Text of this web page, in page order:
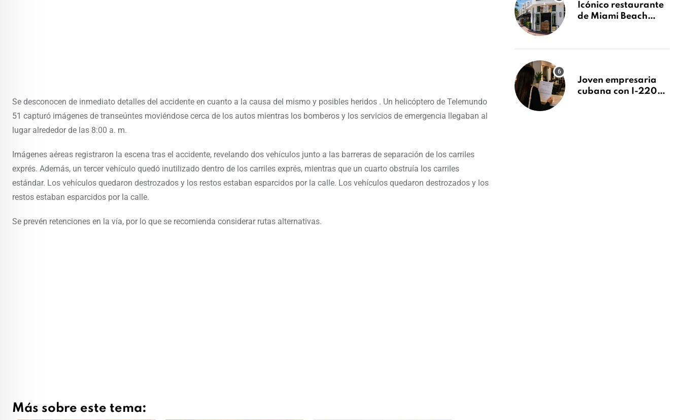
Se desconocen de inmediato detalles del accidente en cuanto a la causa del mismo y posibles heridos . Un helicóptero de Telemundo
51 capturó imágenes de transeúntes moviéndose cerca de los autos mientras los bomberos y los servicios de emergencia llegaban al
lugar alrededor de las 8:00 a. m.
Imágenes aéreas registraron la escena tras el accidente, revelando dos vehículos junto a las barreras de separación de los carriles
exprés. Además, un tercer vehículo quedó inutilizado dentro de los carriles exprés, mientras que un cuarto obstruía los carriles
estándar. Los vehículos quedaron destrozados y los restos estaban esparcidos por la calle. Los vehículos quedaron destrozados y los
restos estaban esparcidos por la calle.
Se prevén retenciones en la vía, por lo que se recomienda considerar rutas alternativas.
Más sobre este tema:
Icónico restaurante
de Miami Beach
después de 15 años
Joven empresaria
cubana con I-220A